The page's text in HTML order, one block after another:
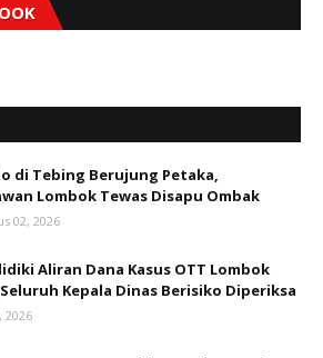
di Tebing Berujung Petaka,
Lombok Tewas Disapu Ombak
02, 2026
Aliran Dana Kasus OTT Lombok
Kepala Dinas Berisiko Diperiksa
2026